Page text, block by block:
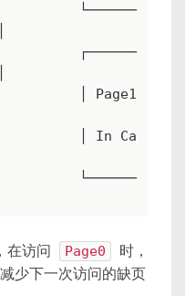
└──────
┌──────
，在访问 Page0
时，
减少下一次访问的缺页